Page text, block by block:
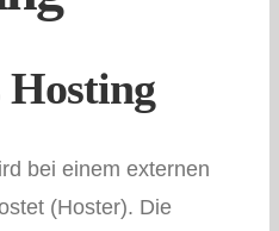
Hosting
bei einem externen
(Hoster). Die